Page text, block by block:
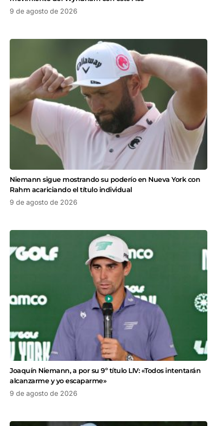
9 de agosto de 2026
Niemann sigue mostrando su poderío en Nueva York con
Rahm acariciando el título individual
9 de agosto de 2026
Joaquín Niemann, a por su 9º título LIV: «Todos intentarán
alcanzarme y yo escaparme»
9 de agosto de 2026